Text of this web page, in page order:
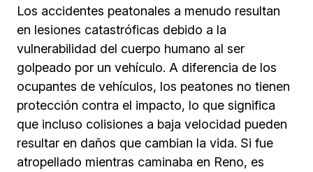
Los accidentes peatonales a menudo resultan
en lesiones catastróficas debido a la
vulnerabilidad del cuerpo humano al ser
golpeado por un vehículo. A diferencia de los
ocupantes de vehículos, los peatones no tienen
protección contra el impacto, lo que significa
que incluso colisiones a baja velocidad pueden
resultar en daños que cambian la vida. Si fue
atropellado mientras caminaba en Reno, es